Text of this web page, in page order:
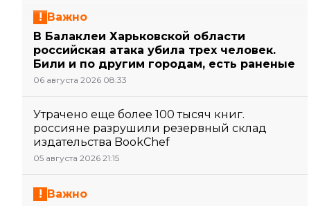
Важно
В Балаклеи Харьковской области
российская атака убила трех человек.
Били и по другим городам, есть раненые
06 августа 2026 08:33
Утрачено еще более 100 тысяч книг.
россияне разрушили резервный склад
издательства BookChef
05 августа 2026 21:15
Важно